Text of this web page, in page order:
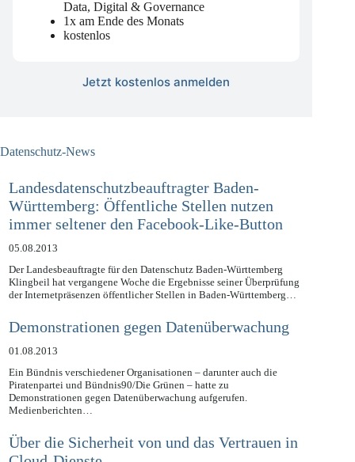
mit strategischer Einordnung zu Legal,
Data, Digital & Governance
1x am Ende des Monats
Landesdatenschutzbeauftragter Baden-
Württemberg: Öffentliche Stellen nutzen
immer seltener den Facebook-Like-Button
05.08.2013
Der Landesbeauftragte für den Datenschutz Baden-Württemberg
Klingbeil hat vergangene Woche die Ergebnisse seiner Überprüfung
Demonstrationen gegen Datenüberwachung
01.08.2013
Ein Bündnis verschiedener Organisationen – darunter auch die
Piratenpartei und Bündnis90/Die Grünen – hatte zu
Demonstrationen gegen Datenüberwachung aufgerufen.